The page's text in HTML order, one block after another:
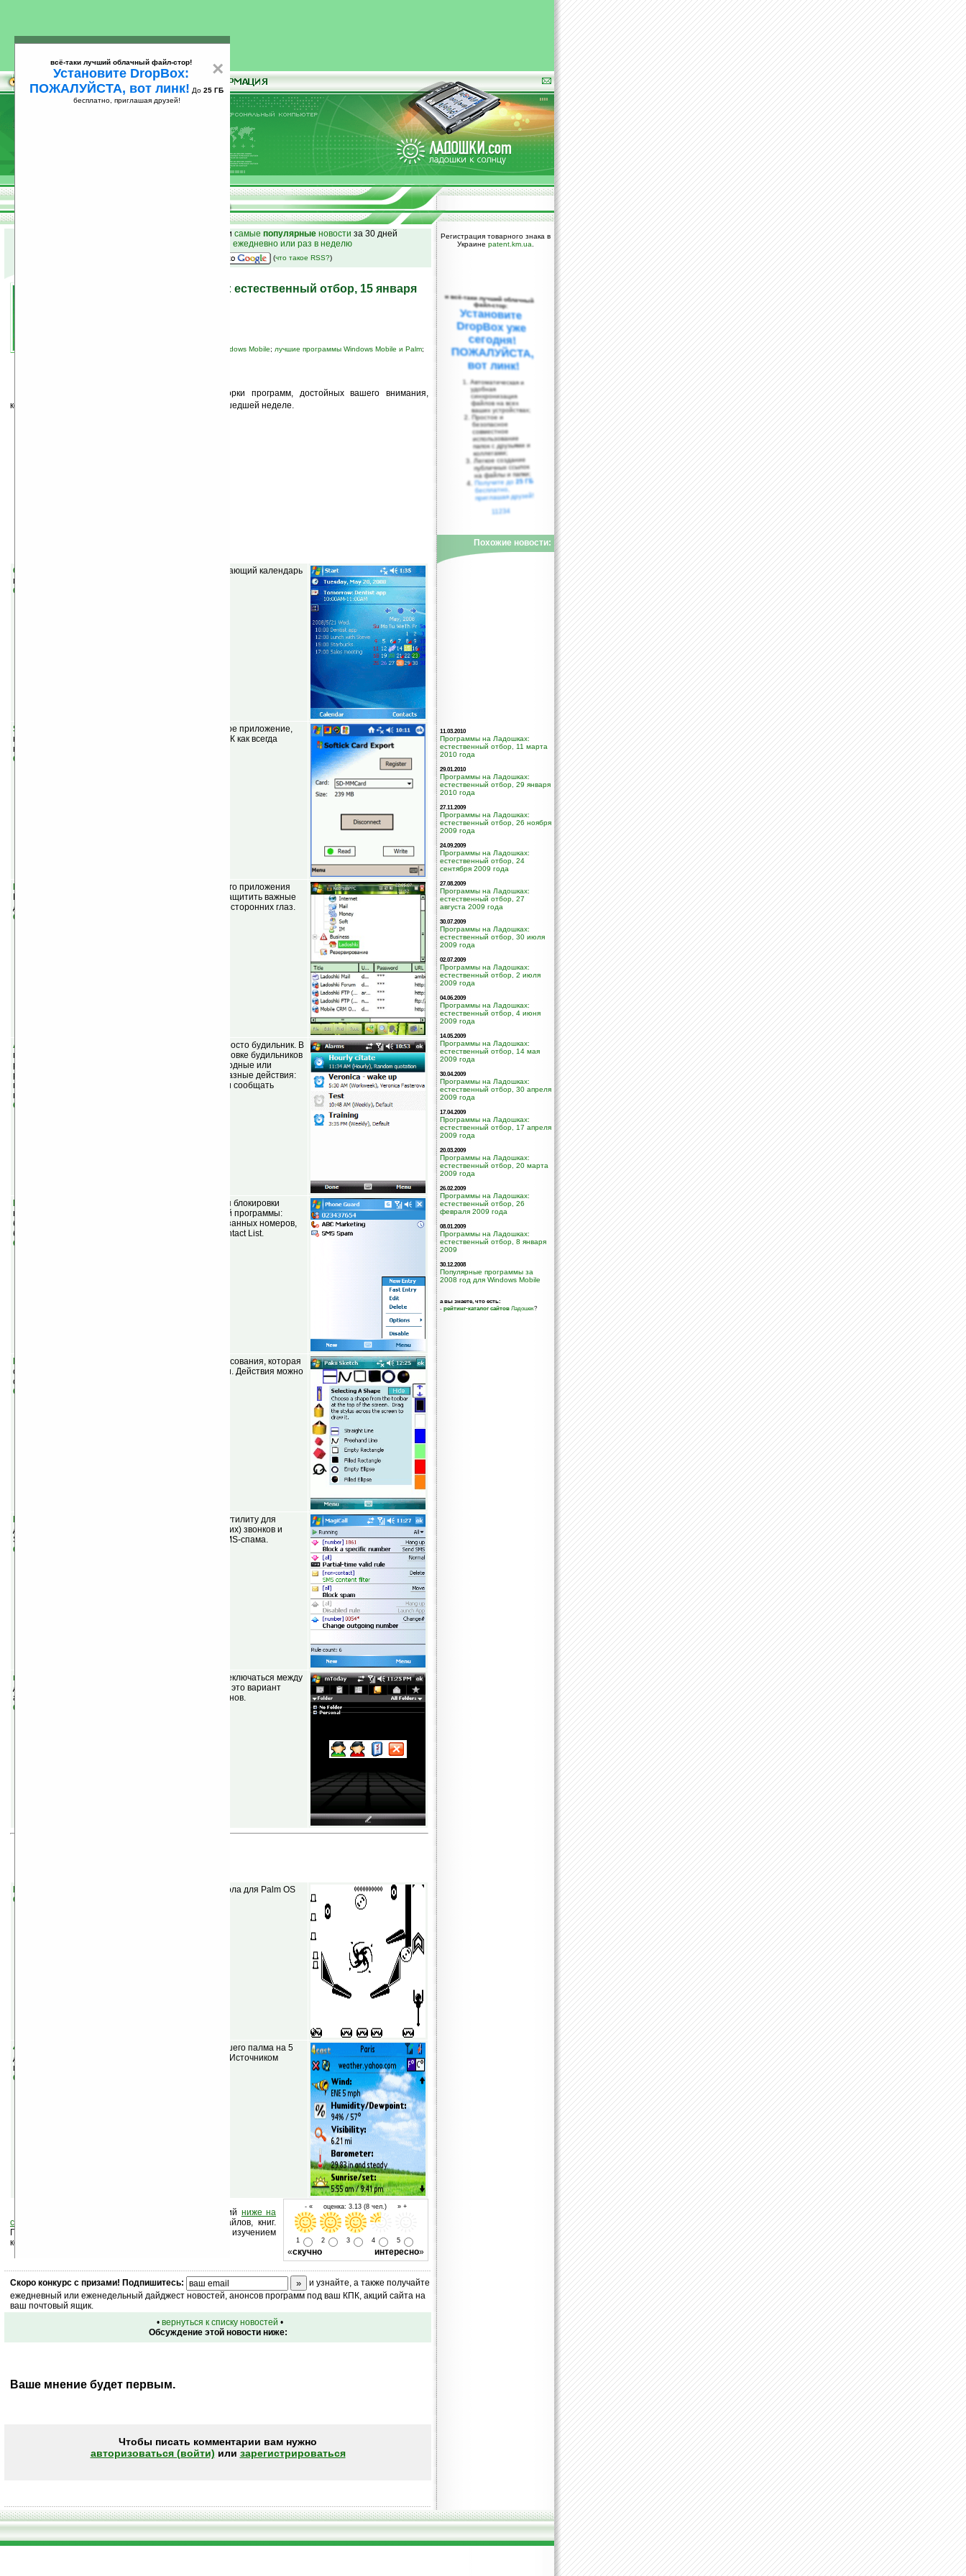
25
и самые популярные новости за 30 дней
на email ежедневно или раз в неделю
(что такое RSS?)
Программы на Ладошках: естественный отбор, 15 января
Windows Mobile; лучшие программы Windows Mobile и Palm;
одошло время выпуска очередной подборки программ, достойных вашего внимания,
которые были представлены или обновлены на прошедшей неделе.
Calendar for PokePC v2.02
(бесплатная) — отображающий календарь
плагин для экрана Today.
Скачать
Softick Card Export v3.15
(шареварная) — небольшое приложение,
которое позволяет использовать Windows Mobile КПК как всегда
находящийся под рукой USB накопитель.
Скачать
(бесплатная) — порт настольного приложения
KeePass на Pocket PC. С его помощью вы сможете защитить важные
данные, пароли и многое другое на вашем КПК от посторонних глаз.
Скачать
Alc. 2008% lite v3.5.0
(бесплатная) — больше чем просто будильник. В
программе доступны широкие возможности по установке будильников
разных типов: на один день, на каждый день, на выходные или
рабочие дни. Каждый будильник может выполнять разные действия:
показывать картинку и играть любимую мелодию или сообщать
голосом текущее время.
Скачать
(шареварная) — приложение для блокировки
нежелательных звонков и SMS. Среди возможностей программы:
блокировка входящих звонков и входящих SMS с указанных номеров,
быстрое добавление номеров из Call History или Contact List.
Скачать
(шареварная) — программа для рисования, которая
сохраняет изображение по ходу рисования картинки. Действия можно
отменить даже после сохранения изображения.
Скачать
(шареварная) — представляет собой утилиту для
двунаправленной фильтрации (входящих и исходящих) звонков и
SMS-сообщений, можно настроить автоудаление SMS-спама.
Скачать
mToday v0.2
(бесплатная) — позволяет быстро переключаться между
двумя профилями экрана Today. Каждый профиль — это вариант
активных или неактивных предустановленных плагинов.
Скачать
(бесплатная) — симулятор пинбола для Palm OS
Скачать
4cast v1.92
(шареварная) — прогноз погоды для вашего палма на 5
дней, отображает карты погоды и предупреждений. Источником
информации является weather.yahoo.com.
Скачать
- « оценка: 3.13 (8 чел.) » +
1 2 3 4 5
«скучно интересно»
Оцените новость и оставьте свой комментарий ниже на
странице
на рассылку новостей, файлов, книг.
Поддержите Ладошки своей посещаемостью, изучением
коммерческой информации, ссылками.
Скоро конкурс с призами! Подпишитесь:
и узнайте, а также получайте
ежедневный или еженедельный дайджест новостей, анонсов программ под ваш КПК, акций сайта на
ваш почтовый ящик.
• вернуться к списку новостей •
Обсуждение этой новости ниже:
Ваше мнение будет первым.
Чтобы писать комментарии вам нужно
авторизоваться (войти) или зарегистрироваться
Регистрация товарного знака в
Украине patent.km.ua
×
всё-таки лучший облачный файл-стор!
Установите DropBox:
ПОЖАЛУЙСТА, вот линк! До 25 ГБ
бесплатно, приглашая друзей!
и всё-таки лучший облачный
файл-стор:
Установите
DropBox уже
сегодня!
ПОЖАЛУЙСТА,
вот линк!
Автоматическая и
удобная
синхронизация
файлов на всех
ваших устройствах;
Простое и
безопасное
совместное
использование
папок с друзьями и
коллегами;
Легкое создание
публичных ссылок
на файлы и папки;
Получите до25 ГБ
бесплатно,
приглашая друзей!
11234
Похожие новости:
11.03.2010
Программы на Ладошках:
естественный отбор, 11 марта
2010 года
29.01.2010
Программы на Ладошках:
естественный отбор, 29 января
2010 года
27.11.2009
Программы на Ладошках:
естественный отбор, 26 ноября
2009 года
24.09.2009
Программы на Ладошках:
естественный отбор, 24
сентября 2009 года
27.08.2009
Программы на Ладошках:
естественный отбор, 27
августа 2009 года
30.07.2009
Программы на Ладошках:
естественный отбор, 30 июля
2009 года
02.07.2009
Программы на Ладошках:
естественный отбор, 2 июля
2009 года
04.06.2009
Программы на Ладошках:
естественный отбор, 4 июня
2009 года
14.05.2009
Программы на Ладошках:
естественный отбор, 14 мая
2009 года
30.04.2009
Программы на Ладошках:
естественный отбор, 30 апреля
2009 года
17.04.2009
Программы на Ладошках:
естественный отбор, 17 апреля
2009 года
20.03.2009
Программы на Ладошках:
естественный отбор, 20 марта
2009 года
26.02.2009
Программы на Ладошках:
естественный отбор, 26
февраля 2009 года
08.01.2009
Программы на Ладошках:
естественный отбор, 8 января
2009
30.12.2008
Популярные программы за
2008 год для Windows Mobile
а вы знаете, что есть:
- рейтинг-каталог сайтов Ладошек?